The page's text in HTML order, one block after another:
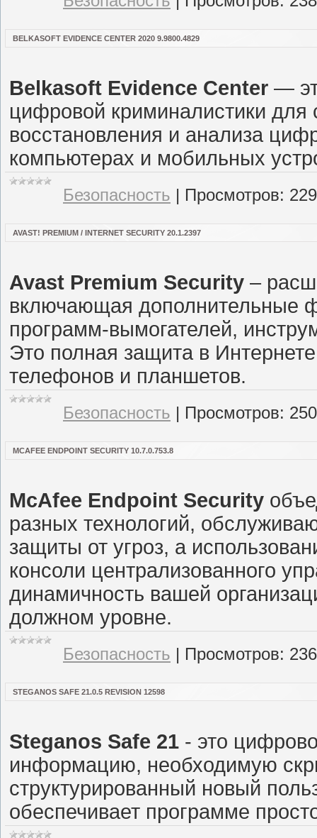
BELKASOFT EVIDENCE CENTER 2020 9.9800.4829
Belkasoft Evidence Center —
цифровой криминалистики для
восстановления и анализа
компьютерах и мобильных
Безопасность | Просмотров: 229
AVAST! PREMIUM / INTERNET SECURITY 20.1.2397
Avast Premium Security –
включающая дополнительные
программ-вымогателей,
Это полная защита в
телефонов и планшетов.
Безопасность | Просмотров: 250
MCAFEE ENDPOINT SECURITY 10.7.0.753.8
McAfee Endpoint Security
разных технологий,
защиты от угроз, а
консоли централизованного
динамичность вашей
должном уровне.
Безопасность | Просмотров: 236
STEGANOS SAFE 21.0.5 REVISION 12598
Steganos Safe 21 - это
информацию, необходимую
структурированный новый
обеспечивает программе